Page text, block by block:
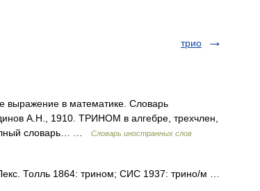
трио
выражение в математике. Словарь
А.Н., 1910. ТРИНОМ в алгебре, трехчлен,
словарь… …
Словарь иностранных слов
Толль 1864: трином; СИС 1937: трино/м …